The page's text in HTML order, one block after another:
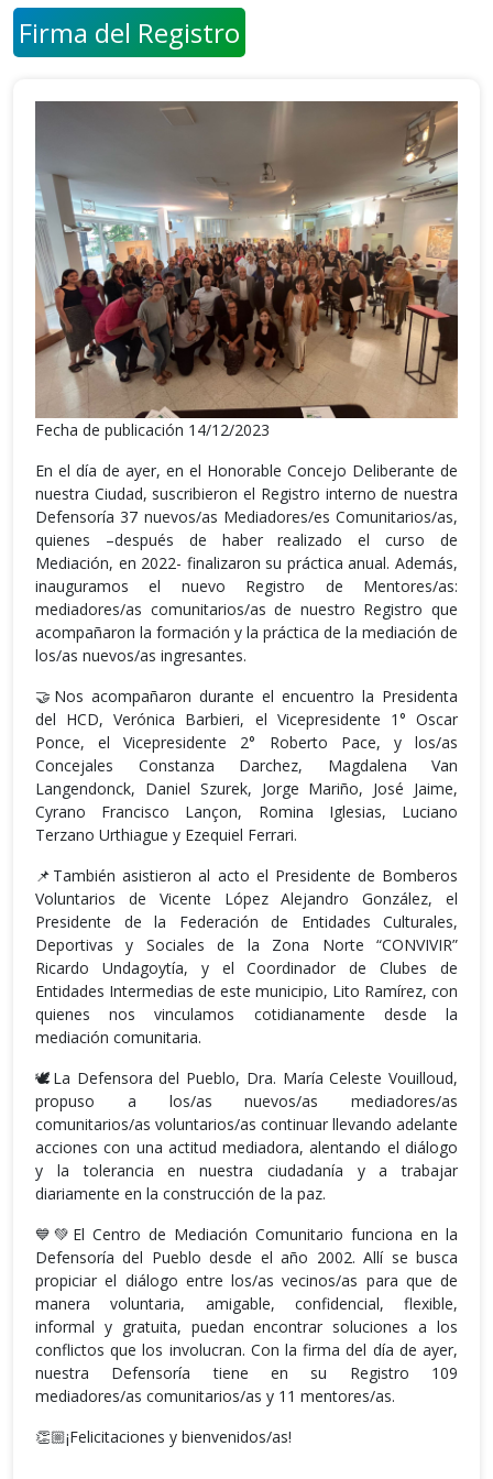
Firma del Registro
Fecha de publicación 14/12/2023
En el día de ayer, en el Honorable Concejo Deliberante de
nuestra Ciudad, suscribieron el Registro interno de nuestra
Defensoría 37 nuevos/as Mediadores/es Comunitarios/as,
quienes –después de haber realizado el curso de
Mediación, en 2022- finalizaron su práctica anual. Además,
inauguramos el nuevo Registro de Mentores/as:
mediadores/as comunitarios/as de nuestro Registro que
acompañaron la formación y la práctica de la mediación de
los/as nuevos/as ingresantes.
🤝Nos acompañaron durante el encuentro la Presidenta
del HCD, Verónica Barbieri, el Vicepresidente 1° Oscar
Ponce, el Vicepresidente 2° Roberto Pace, y los/as
Concejales Constanza Darchez, Magdalena Van
Langendonck, Daniel Szurek, Jorge Mariño, José Jaime,
Cyrano Francisco Lançon, Romina Iglesias, Luciano
Terzano Urthiague y Ezequiel Ferrari.
📌También asistieron al acto el Presidente de Bomberos
Voluntarios de Vicente López Alejandro González, el
Presidente de la Federación de Entidades Culturales,
Deportivas y Sociales de la Zona Norte “CONVIVIR”
Ricardo Undagoytía, y el Coordinador de Clubes de
Entidades Intermedias de este municipio, Lito Ramírez, con
quienes nos vinculamos cotidianamente desde la
mediación comunitaria.
🕊️La Defensora del Pueblo, Dra. María Celeste Vouilloud,
propuso a los/as nuevos/as mediadores/as
comunitarios/as voluntarios/as continuar llevando adelante
acciones con una actitud mediadora, alentando el diálogo
y la tolerancia en nuestra ciudadanía y a trabajar
diariamente en la construcción de la paz.
💙💚El Centro de Mediación Comunitario funciona en la
Defensoría del Pueblo desde el año 2002. Allí se busca
propiciar el diálogo entre los/as vecinos/as para que de
manera voluntaria, amigable, confidencial, flexible,
informal y gratuita, puedan encontrar soluciones a los
conflictos que los involucran. Con la firma del día de ayer,
nuestra Defensoría tiene en su Registro 109
mediadores/as comunitarios/as y 11 mentores/as.
👏🏼¡Felicitaciones y bienvenidos/as!